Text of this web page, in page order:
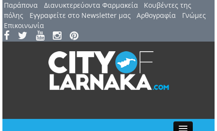
Παράπονα Διανυκτερεύοντα Φαρμακεία
Kουβέντες της
πόλης
Εγγραφείτε στο Newsletter μας Αρθογραφία
Γνώμες
Επικοινωνία